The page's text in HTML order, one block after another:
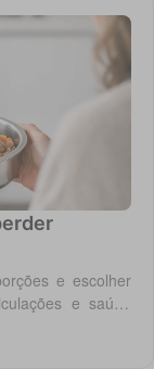
e escolher
e saúde